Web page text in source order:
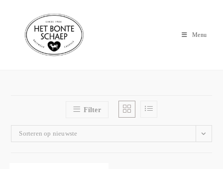
Menu
Filter
Sorteren op nieuwste